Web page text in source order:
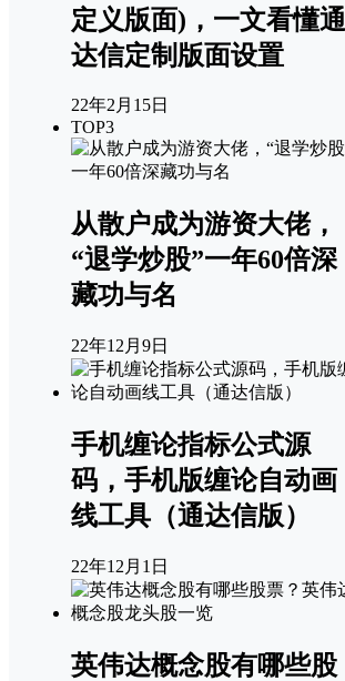
定义版面)，一文看懂通
达信定制版面设置
22年2月15日
TOP3
从散户成为游资大佬，
“退学炒股”一年60倍深
藏功与名
22年12月9日
手机缠论指标公式源
码，手机版缠论自动画
线工具（通达信版）
22年12月1日
英伟达概念股有哪些股